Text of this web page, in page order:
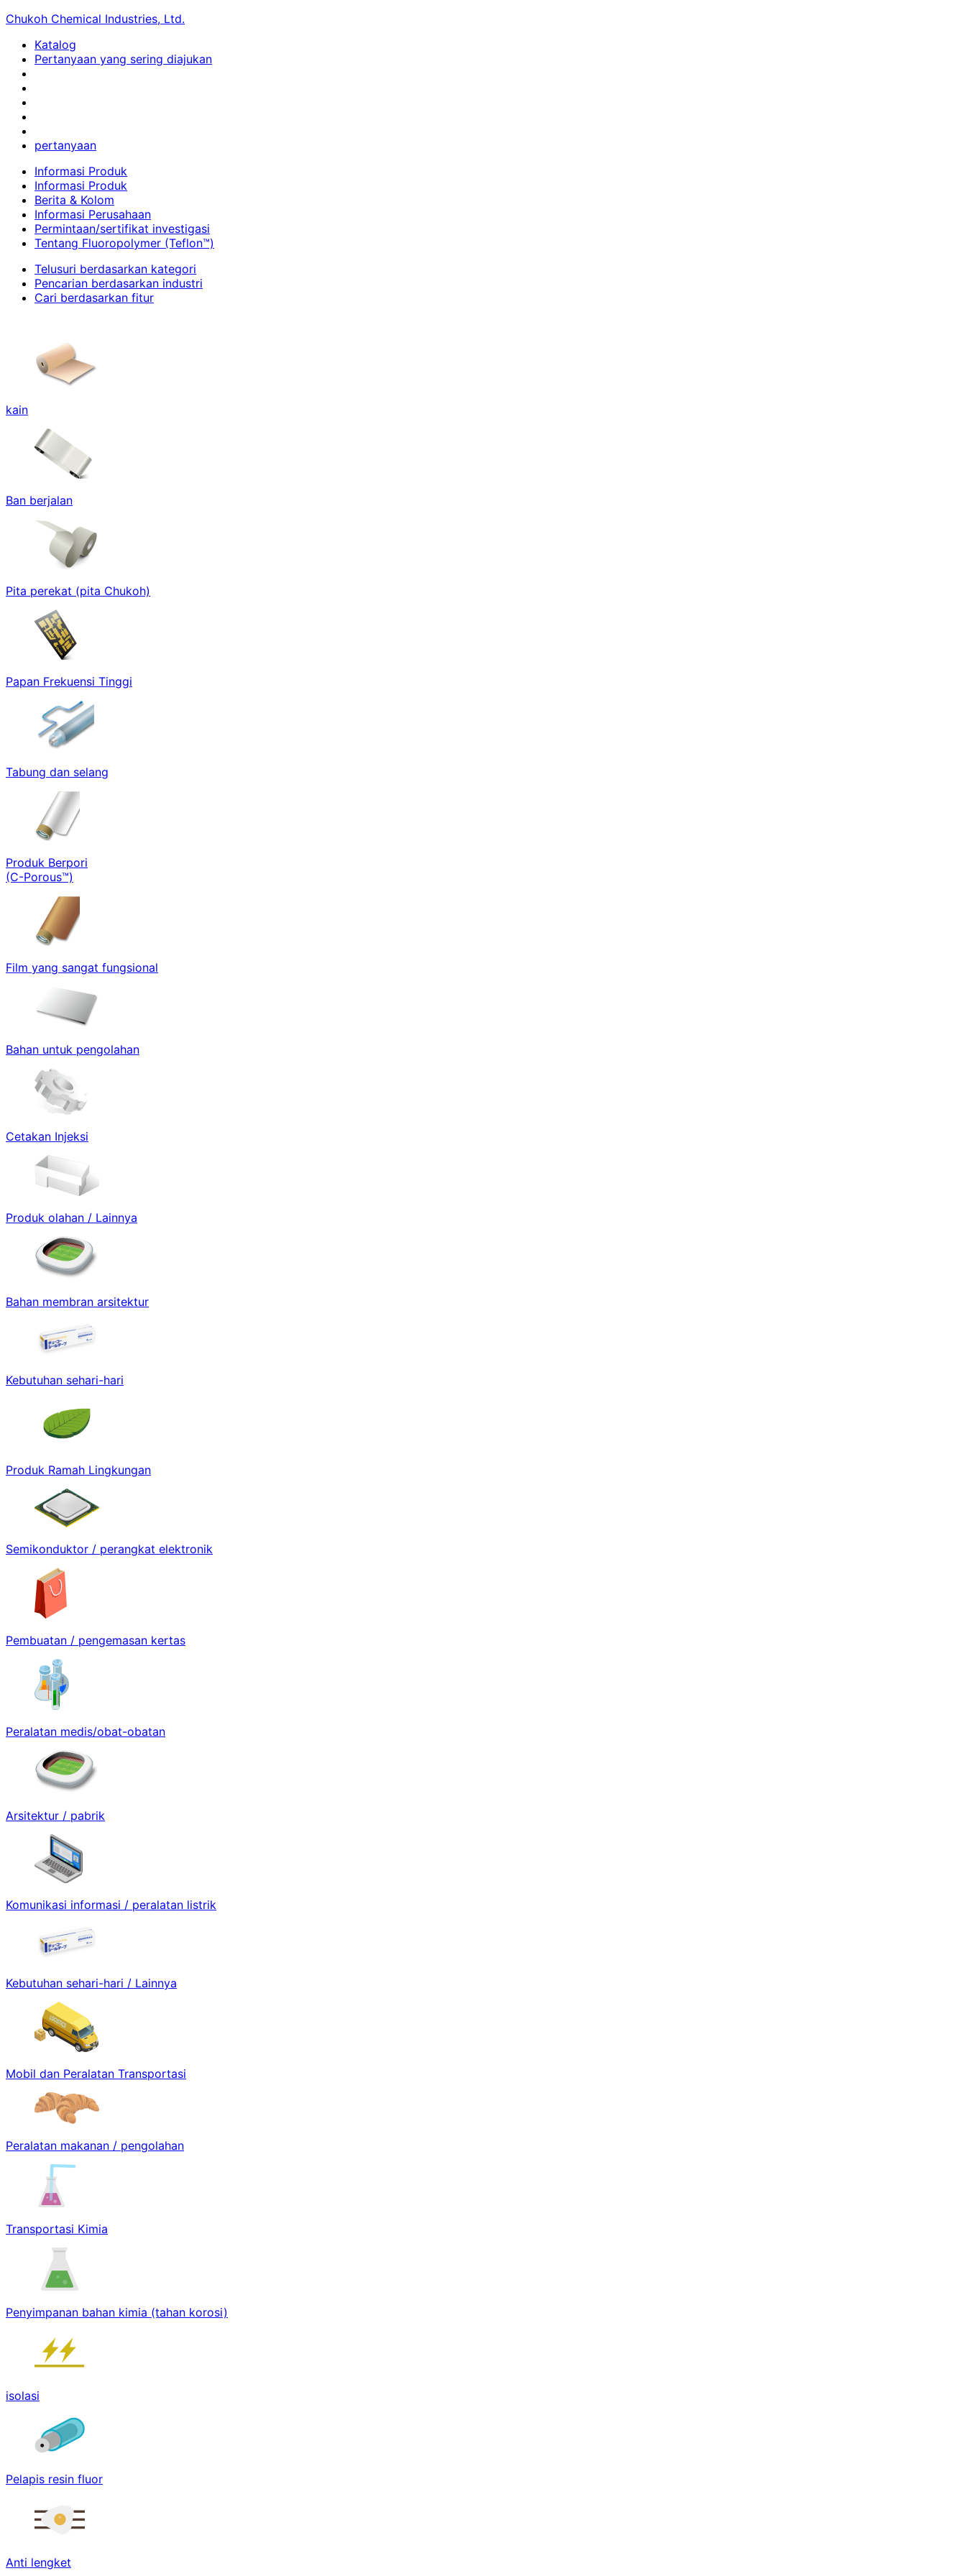
Chukoh Chemical Industries, Ltd.
Katalog
Pertanyaan yang sering diajukan
pertanyaan
Informasi Produk
Informasi Produk
Berita & Kolom
Informasi Perusahaan
Permintaan/sertifikat investigasi
Tentang Fluoropolymer (Teflon™)
Telusuri berdasarkan kategori
Pencarian berdasarkan industri
Cari berdasarkan fitur
kain
Ban berjalan
Pita perekat (pita Chukoh)
Papan Frekuensi Tinggi
Tabung dan selang
Produk Berpori
(C-Porous™)
Film yang sangat fungsional
Bahan untuk pengolahan
Cetakan Injeksi
Produk olahan / Lainnya
Bahan membran arsitektur
Kebutuhan sehari-hari
Produk Ramah Lingkungan
Semikonduktor / perangkat elektronik
Pembuatan / pengemasan kertas
Peralatan medis/obat-obatan
Arsitektur / pabrik
Komunikasi informasi / peralatan listrik
Kebutuhan sehari-hari / Lainnya
Mobil dan Peralatan Transportasi
Peralatan makanan / pengolahan
Transportasi Kimia
Penyimpanan bahan kimia (tahan korosi)
isolasi
Pelapis resin fluor
Anti lengket